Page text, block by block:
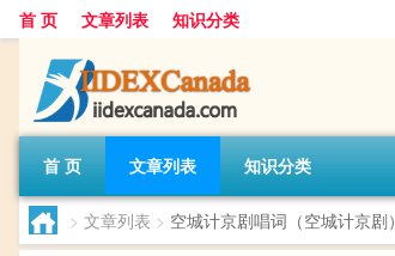
首 页 文章列表 知识分类
首 页 文章列表 知识分类
> 文章列表 > 空城计京剧唱词（空城计京剧）